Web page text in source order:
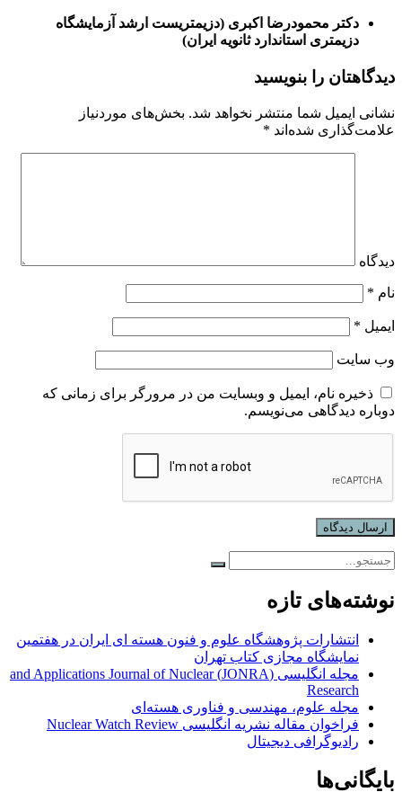
دکتر محمودرضا اکبری (دزیمتریست ارشد آزمایشگاه
دزیمتری استاندارد ثانویه ایران)
دیدگاهتان را بنویسید
نشانی ایمیل شما منتشر نخواهد شد. بخش‌های موردنیاز
علامت‌گذاری شده‌اند *
دیدگاه
نام *
ایمیل *
وب‌ سایت
ذخیره نام، ایمیل و وبسایت من در مرورگر برای زمانی که
دوباره دیدگاهی می‌نویسم.
نوشته‌های تازه
انتشارات پژوهشگاه علوم و فنون هسته ای ایران در هفتمین
نمایشگاه مجازی کتاب تهران
مجله انگلیسی (JONRA) and Applications Journal of Nuclear
Research
مجله علوم، مهندسی و فناوری هسته‌ای
فراخوان مقاله نشریه انگلیسی Nuclear Watch Review
رادیوگرافی دیجیتال
بایگانی‌ها